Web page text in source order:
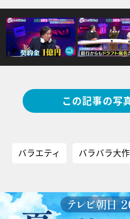
この記事の写
バラエティ バラバラ大